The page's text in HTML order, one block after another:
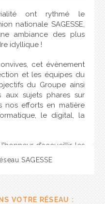
ont rythmé le
nationale SAGESSE,
ambiance des plus
idyllique !
cet évènement
et les équipes du
du Groupe ainsi
aux sujets phares sur
nos efforts en matière
le digital, la
d’accueillir les
stratégiques de
compagnies
sur ses partenariats
SAGESSE
VOTRE RÉSEAU :